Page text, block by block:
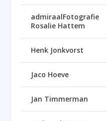
admiraalFotografie
Rosalie Hattem
Henk Jonkvorst
Jaco Hoeve
Jan Timmerman